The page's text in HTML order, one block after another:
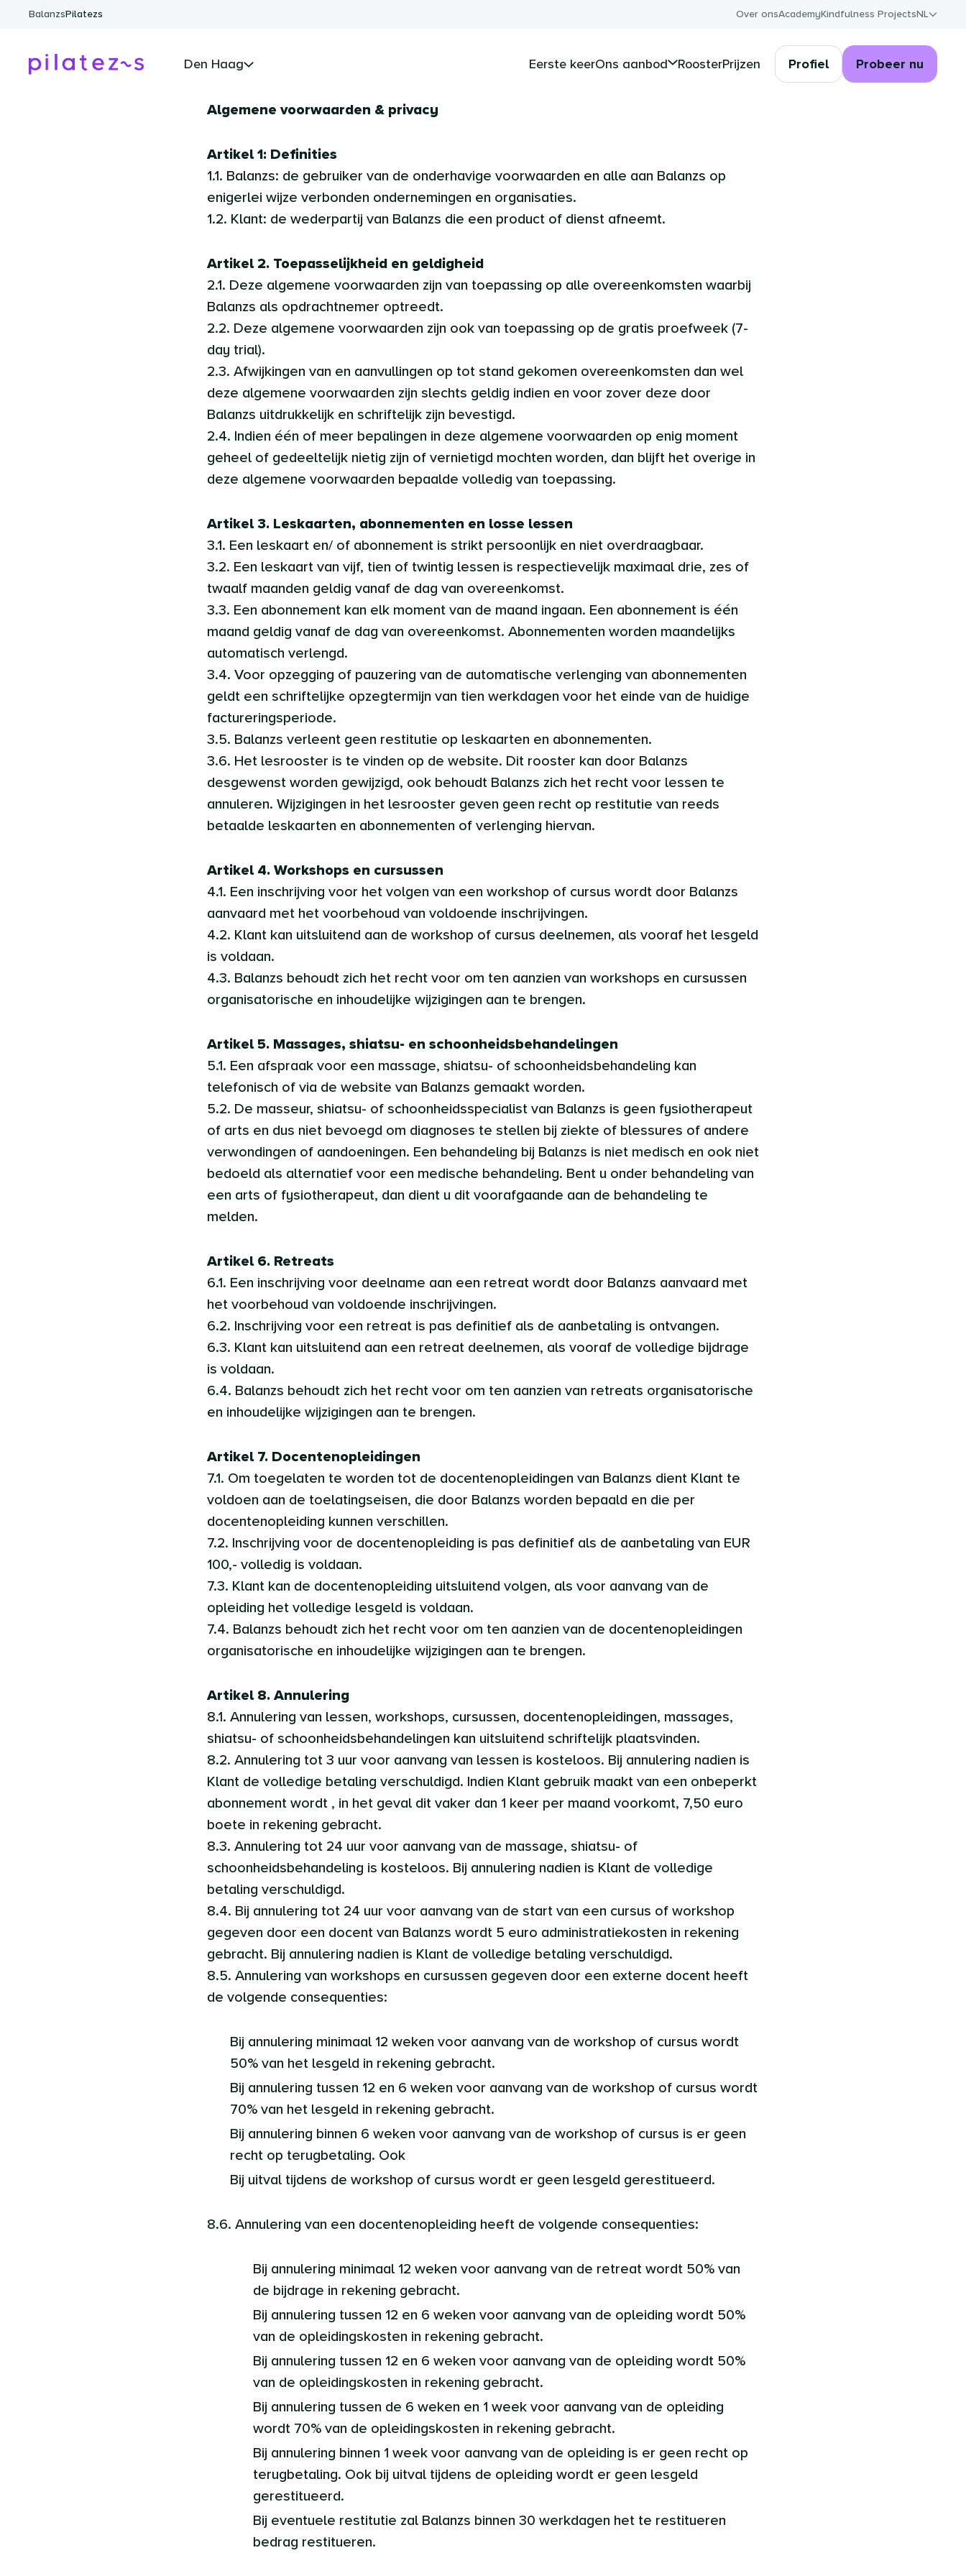
Ga naar de inhoud
BalanzsPilatezs Over onsAcademyKindfulness ProjectsNL
Den Haag Eerste keerOns aanbod RoosterPrijzen Profiel Probeer nu
Algemene voorwaarden & privacy
Artikel 1: Definities
1.1. Balanzs: de gebruiker van de onderhavige voorwaarden en alle aan Balanzs op
enigerlei wijze verbonden ondernemingen en organisaties.
1.2. Klant: de wederpartij van Balanzs die een product of dienst afneemt.
Artikel 2. Toepasselijkheid en geldigheid
2.1. Deze algemene voorwaarden zijn van toepassing op alle overeenkomsten waarbij
Balanzs als opdrachtnemer optreedt.
2.2. Deze algemene voorwaarden zijn ook van toepassing op de gratis proefweek (7-
day trial).
2.3. Afwijkingen van en aanvullingen op tot stand gekomen overeenkomsten dan wel
deze algemene voorwaarden zijn slechts geldig indien en voor zover deze door
Balanzs uitdrukkelijk en schriftelijk zijn bevestigd.
2.4. Indien één of meer bepalingen in deze algemene voorwaarden op enig moment
geheel of gedeeltelijk nietig zijn of vernietigd mochten worden, dan blijft het overige in
deze algemene voorwaarden bepaalde volledig van toepassing.
Artikel 3. Leskaarten, abonnementen en losse lessen
3.1. Een leskaart en/ of abonnement is strikt persoonlijk en niet overdraagbaar.
3.2. Een leskaart van vijf, tien of twintig lessen is respectievelijk maximaal drie, zes of
twaalf maanden geldig vanaf de dag van overeenkomst.
3.3. Een abonnement kan elk moment van de maand ingaan. Een abonnement is één
maand geldig vanaf de dag van overeenkomst. Abonnementen worden maandelijks
automatisch verlengd.
3.4. Voor opzegging of pauzering van de automatische verlenging van abonnementen
geldt een schriftelijke opzegtermijn van tien werkdagen voor het einde van de huidige
factureringsperiode.
3.5. Balanzs verleent geen restitutie op leskaarten en abonnementen.
3.6. Het lesrooster is te vinden op de website. Dit rooster kan door Balanzs
desgewenst worden gewijzigd, ook behoudt Balanzs zich het recht voor lessen te
annuleren. Wijzigingen in het lesrooster geven geen recht op restitutie van reeds
betaalde leskaarten en abonnementen of verlenging hiervan.
Artikel 4. Workshops en cursussen
4.1. Een inschrijving voor het volgen van een workshop of cursus wordt door Balanzs
aanvaard met het voorbehoud van voldoende inschrijvingen.
4.2. Klant kan uitsluitend aan de workshop of cursus deelnemen, als vooraf het lesgeld
is voldaan.
4.3. Balanzs behoudt zich het recht voor om ten aanzien van workshops en cursussen
organisatorische en inhoudelijke wijzigingen aan te brengen.
Artikel 5. Massages, shiatsu- en schoonheidsbehandelingen
5.1. Een afspraak voor een massage, shiatsu- of schoonheidsbehandeling kan
telefonisch of via de website van Balanzs gemaakt worden.
5.2. De masseur, shiatsu- of schoonheidsspecialist van Balanzs is geen fysiotherapeut
of arts en dus niet bevoegd om diagnoses te stellen bij ziekte of blessures of andere
verwondingen of aandoeningen. Een behandeling bij Balanzs is niet medisch en ook niet
bedoeld als alternatief voor een medische behandeling. Bent u onder behandeling van
een arts of fysiotherapeut, dan dient u dit voorafgaande aan de behandeling te
melden.
Artikel 6. Retreats
6.1. Een inschrijving voor deelname aan een retreat wordt door Balanzs aanvaard met
het voorbehoud van voldoende inschrijvingen.
6.2. Inschrijving voor een retreat is pas definitief als de aanbetaling is ontvangen.
6.3. Klant kan uitsluitend aan een retreat deelnemen, als vooraf de volledige bijdrage
is voldaan.
6.4. Balanzs behoudt zich het recht voor om ten aanzien van retreats organisatorische
en inhoudelijke wijzigingen aan te brengen.
Artikel 7. Docentenopleidingen
7.1. Om toegelaten te worden tot de docentenopleidingen van Balanzs dient Klant te
voldoen aan de toelatingseisen, die door Balanzs worden bepaald en die per
docentenopleiding kunnen verschillen.
7.2. Inschrijving voor de docentenopleiding is pas definitief als de aanbetaling van EUR
100,- volledig is voldaan.
7.3. Klant kan de docentenopleiding uitsluitend volgen, als voor aanvang van de
opleiding het volledige lesgeld is voldaan.
7.4. Balanzs behoudt zich het recht voor om ten aanzien van de docentenopleidingen
organisatorische en inhoudelijke wijzigingen aan te brengen.
Artikel 8. Annulering
8.1. Annulering van lessen, workshops, cursussen, docentenopleidingen, massages,
shiatsu- of schoonheidsbehandelingen kan uitsluitend schriftelijk plaatsvinden.
8.2. Annulering tot 3 uur voor aanvang van lessen is kosteloos. Bij annulering nadien is
Klant de volledige betaling verschuldigd. Indien Klant gebruik maakt van een onbeperkt
abonnement wordt , in het geval dit vaker dan 1 keer per maand voorkomt, 7,50 euro
boete in rekening gebracht.
8.3. Annulering tot 24 uur voor aanvang van de massage, shiatsu- of
schoonheidsbehandeling is kosteloos. Bij annulering nadien is Klant de volledige
betaling verschuldigd.
8.4. Bij annulering tot 24 uur voor aanvang van de start van een cursus of workshop
gegeven door een docent van Balanzs wordt 5 euro administratiekosten in rekening
gebracht. Bij annulering nadien is Klant de volledige betaling verschuldigd.
8.5. Annulering van workshops en cursussen gegeven door een externe docent heeft
de volgende consequenties:
Bij annulering minimaal 12 weken voor aanvang van de workshop of cursus wordt
50% van het lesgeld in rekening gebracht.
Bij annulering tussen 12 en 6 weken voor aanvang van de workshop of cursus wordt
70% van het lesgeld in rekening gebracht.
Bij annulering binnen 6 weken voor aanvang van de workshop of cursus is er geen
recht op terugbetaling. Ook
Bij uitval tijdens de workshop of cursus wordt er geen lesgeld gerestitueerd.
8.6. Annulering van een docentenopleiding heeft de volgende consequenties:
Bij annulering minimaal 12 weken voor aanvang van de retreat wordt 50% van
de bijdrage in rekening gebracht.
Bij annulering tussen 12 en 6 weken voor aanvang van de opleiding wordt 50%
van de opleidingskosten in rekening gebracht.
Bij annulering tussen 12 en 6 weken voor aanvang van de opleiding wordt 50%
van de opleidingskosten in rekening gebracht.
Bij annulering tussen de 6 weken en 1 week voor aanvang van de opleiding
wordt 70% van de opleidingskosten in rekening gebracht.
Bij annulering binnen 1 week voor aanvang van de opleiding is er geen recht op
terugbetaling. Ook bij uitval tijdens de opleiding wordt er geen lesgeld
gerestitueerd.
Bij eventuele restitutie zal Balanzs binnen 30 werkdagen het te restitueren
bedrag restitueren.